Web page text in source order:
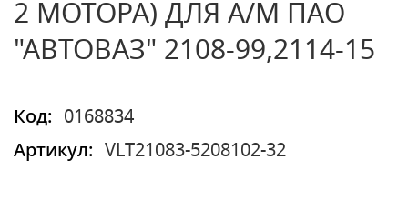
2 МОТОРА) ДЛЯ А/М ПАО
"АВТОВАЗ" 2108-99,2114-15
Код:
0168834
Артикул:
VLT21083-5208102-32